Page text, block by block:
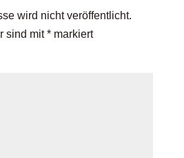
wird nicht veröffentlicht.
sind mit*markiert